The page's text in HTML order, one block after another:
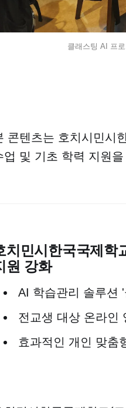
클래스팅 AI 프
콘텐츠는 호치시민시
업 및 기초 학력 지원
치민시한국국제학
원 강화
AI 학습관리 솔루션
전교생 대상 온라인
효과적인 개인 맞춤